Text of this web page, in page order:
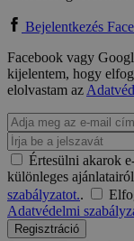
Bejelentkezés
Facebook vagy
kijelentem, hogy
elolvastam az
Értesülni akarok
különleges
szabályzatot..
Adatvédelmi
Regisztráció